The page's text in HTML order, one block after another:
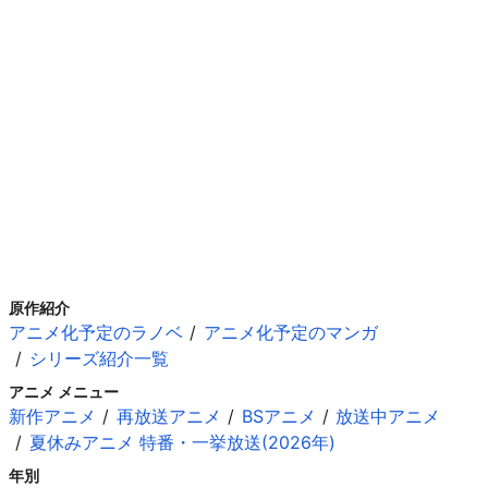
原作紹介
アニメ化予定のラノベ
アニメ化予定のマンガ
シリーズ紹介一覧
アニメ メニュー
新作アニメ 再放送アニメ BSアニメ
放送中アニメ
夏休みアニメ 特番・一挙放送(2026年)
年別